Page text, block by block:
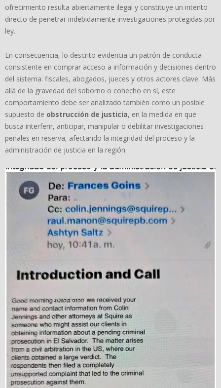
ofrecimiento resulta abiertamente ilegal y constituye un intento
directo de penetrar indebidamente investigaciones protegidas por
ley.
En consecuencia, lo descrito evidencia un patrón de conducta
consistente en comprar acceso a información y decisiones dentro
del sistema: fiscales, abogados, jueces y otros actores clave. Más
allá de la gravedad del soborno o cohecho en sí, este
comportamiento debe ser analizado también como un posible
supuesto de obstrucción de justicia, en la medida en que
busca interferir, anticipar, manipular o debilitar investigaciones
penales en reserva, afectando la integridad del proceso y la
administración de justicia en la región.